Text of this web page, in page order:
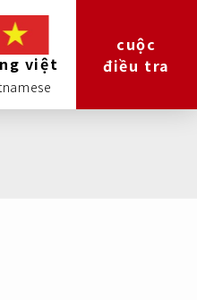
việt
cuộc
điều tra